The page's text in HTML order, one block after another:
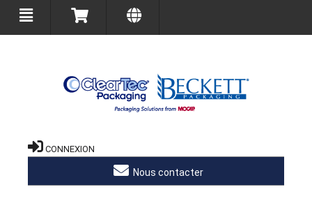
CONNEXION
Nous contacter